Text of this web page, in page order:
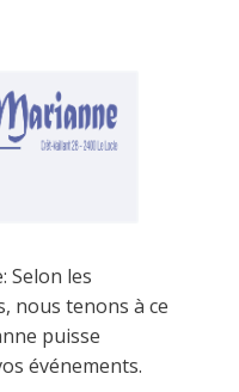
Selon les
nous tenons à ce
puisse
événements.